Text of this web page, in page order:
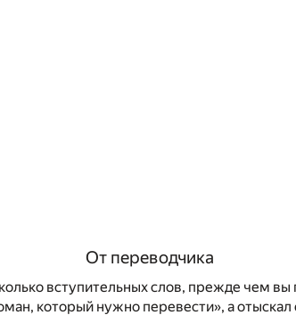
От переводчика
вступительных слов, прежде чем
который нужно перевести», а отыскал